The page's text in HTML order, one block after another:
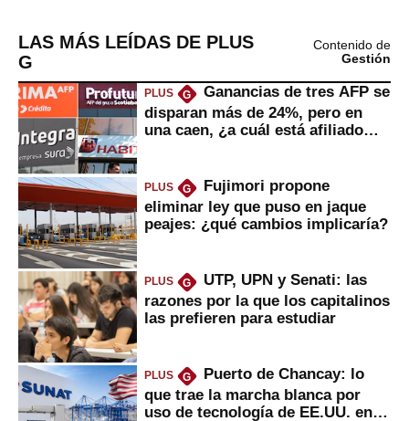
LAS MÁS LEÍDAS DE PLUS
G
Contenido de
Gestión
PLUS G
Ganancias de tres AFP se
disparan más de 24%, pero en
una caen, ¿a cuál está afiliado
PLUS G
Fujimori propone
eliminar ley que puso en jaque
peajes: ¿qué cambios implicaría?
PLUS G
UTP, UPN y Senati: las
razones por la que los capitalinos
las prefieren para estudiar
PLUS G
Puerto de Chancay: lo
que trae la marcha blanca por
uso de tecnología de EE.UU. en